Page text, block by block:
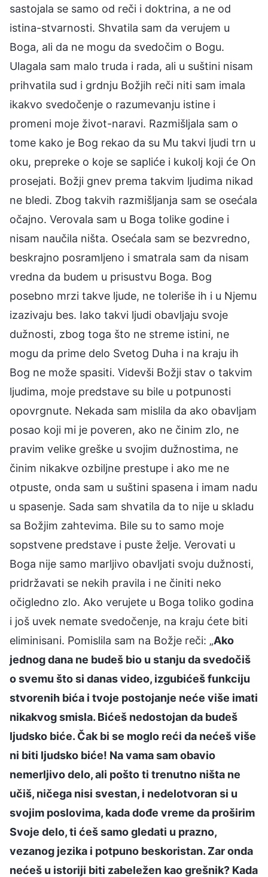
sastojala se samo od reči i doktrina, a ne od
istina-stvarnosti. Shvatila sam da verujem u
Boga, ali da ne mogu da svedočim o Bogu.
Ulagala sam malo truda i rada, ali u suštini nisam
prihvatila sud i grdnju Božjih reči niti sam imala
ikakvo svedočenje o razumevanju istine i
promeni moje život-naravi. Razmišljala sam o
tome kako je Bog rekao da su Mu takvi ljudi trn u
oku, prepreke o koje se sapliće i kukolj koji će On
prosejati. Božji gnev prema takvim ljudima nikad
ne bledi. Zbog takvih razmišljanja sam se osećala
očajno. Verovala sam u Boga tolike godine i
nisam naučila ništa. Osećala sam se bezvredno,
beskrajno posramljeno i smatrala sam da nisam
vredna da budem u prisustvu Boga. Bog
posebno mrzi takve ljude, ne toleriše ih i u Njemu
izazivaju bes. Iako takvi ljudi obavljaju svoje
dužnosti, zbog toga što ne streme istini, ne
mogu da prime delo Svetog Duha i na kraju ih
Bog ne može spasiti. Videvši Božji stav o takvim
ljudima, moje predstave su bile u potpunosti
opovrgnute. Nekada sam mislila da ako obavljam
posao koji mi je poveren, ako ne činim zlo, ne
pravim velike greške u svojim dužnostima, ne
činim nikakve ozbiljne prestupe i ako me ne
otpuste, onda sam u suštini spasena i imam nadu
u spasenje. Sada sam shvatila da to nije u skladu
sa Božjim zahtevima. Bile su to samo moje
sopstvene predstave i puste želje. Verovati u
Boga nije samo marljivo obavljati svoju dužnosti,
pridržavati se nekih pravila i ne činiti neko
očigledno zlo. Ako verujete u Boga toliko godina
i još uvek nemate svedočenje, na kraju ćete biti
eliminisani. Pomislila sam na Božje reči: „Ako
jednog dana ne budeš bio u stanju da svedočiš
o svemu što si danas video, izgubićeš funkciju
stvorenih bića i tvoje postojanje neće više imati
nikakvog smisla. Bićeš nedostojan da budeš
ljudsko biće. Čak bi se moglo reći da nećeš više
ni biti ljudsko biće! Na vama sam obavio
nemerljivo delo, ali pošto ti trenutno ništa ne
učiš, ničega nisi svestan, i nedelotvoran si u
svojim poslovima, kada dođe vreme da proširim
Svoje delo, ti ćeš samo gledati u prazno,
vezanog jezika i potpuno beskoristan. Zar onda
nećeš u istoriji biti zabeležen kao grešnik? Kada